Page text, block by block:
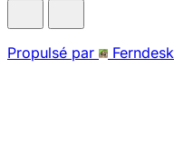
Propulsé par Ferndesk